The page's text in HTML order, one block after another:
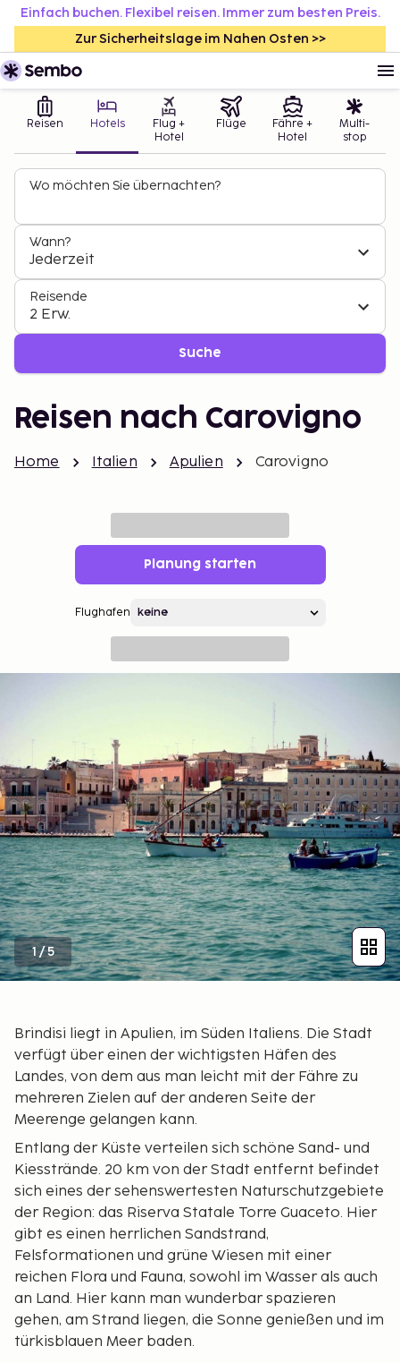
Einfach buchen. Flexibel reisen. Immer zum besten Preis.
Zur Sicherheitslage im Nahen Osten >>
Reisen Hotels
Flug +
Hotel
Flüge
Fähre +
Hotel
Multi-
stop
Wo möchten Sie übernachten?
Wann?
Jederzeit
Reisende
2 Erw.
Suche
Reisen nach Carovigno
Home Italien Apulien Carovigno
Planung starten
Flughafen
1/5
Brindisi liegt in Apulien, im Süden Italiens. Die Stadt
verfügt über einen der wichtigsten Häfen des
Landes, von dem aus man leicht mit der Fähre zu
mehreren Zielen auf der anderen Seite der
Meerenge gelangen kann.
Entlang der Küste verteilen sich schöne Sand- und
Kiesstrände. 20 km von der Stadt entfernt befindet
sich eines der sehenswertesten Naturschutzgebiete
der Region: das Riserva Statale Torre Guaceto. Hier
gibt es einen herrlichen Sandstrand,
Felsformationen und grüne Wiesen mit einer
reichen Flora und Fauna, sowohl im Wasser als auch
an Land. Hier kann man wunderbar spazieren
gehen, am Strand liegen, die Sonne genießen und im
türkisblauen Meer baden.